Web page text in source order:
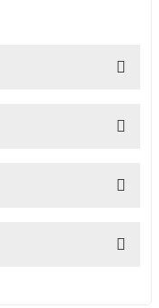
ve diğer